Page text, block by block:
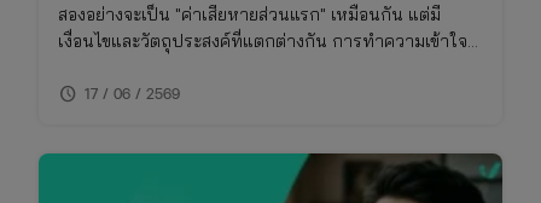
สองอย่างจะเป็น "ค่าเสียหายส่วนแรก" เหมือนกัน แต่มี
เงื่อนไขและวัตถุประสงค์ที่แตกต่างกัน การทำความเข้าใจ
ไม่พลาดย้อนหลัง
schedule 17 / 06 / 2569